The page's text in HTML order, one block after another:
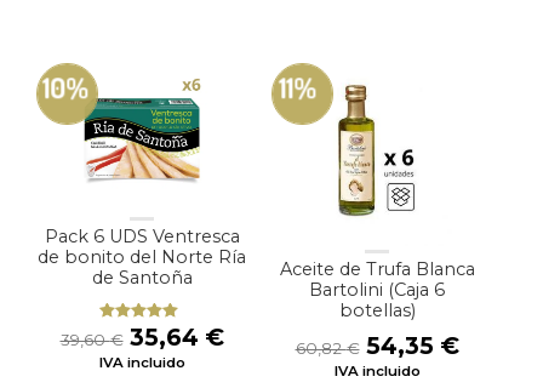
10%
Pack 6 UDS Ventresca
de bonito del Norte Ría
de Santoña
Valorado
con5.00de
5
39,60€ El
precio
35,64 €El
precio
IVA incluido
11%
Aceite de Trufa Blanca
Bartolini (Caja 6
botellas)
60,82€ El
precio
54,35 €El
IVA incluido